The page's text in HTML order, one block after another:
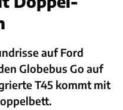
auf Ford
Globebus Go auf
T45 kommt mit